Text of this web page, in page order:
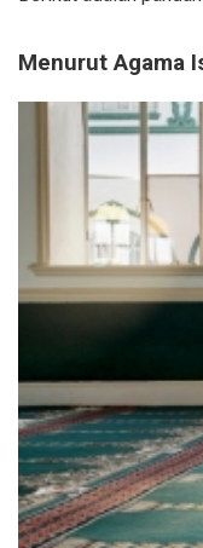
Menurut Agama